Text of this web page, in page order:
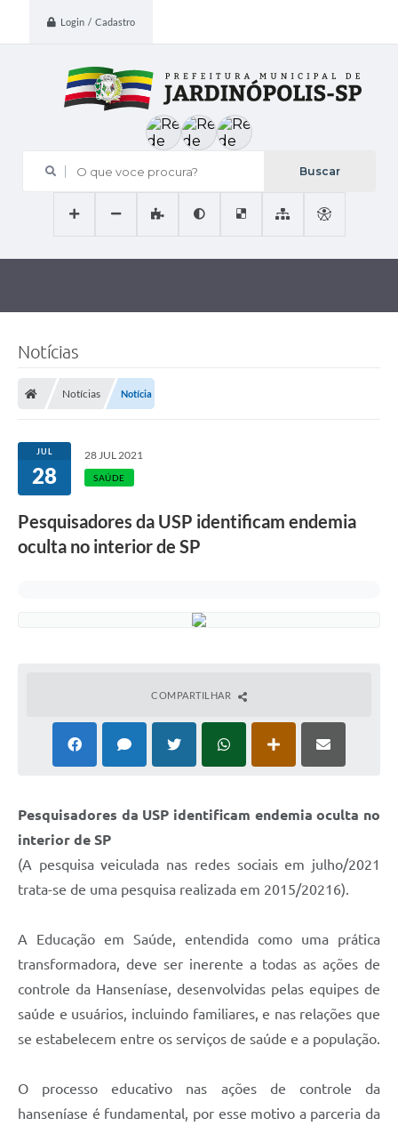
Login / Cadastro
O que voce procura?
Notícias
Notícias Notícia
JUL
28
28 JUL 2021
SAÚDE
Pesquisadores da USP identificam endemia
oculta no interior de SP
COMPARTILHAR
Pesquisadores da USP identificam endemia oculta no
interior de SP
(A pesquisa veiculada nas redes sociais em julho/2021
trata-se de uma pesquisa realizada em 2015/20216).
A Educação em Saúde, entendida como uma prática
transformadora, deve ser inerente a todas as ações de
controle da Hanseníase, desenvolvidas pelas equipes de
saúde e usuários, incluindo familiares, e nas relações que
se estabelecem entre os serviços de saúde e a população.
O processo educativo nas ações de controle da
hanseníase é fundamental, por esse motivo a parceria da